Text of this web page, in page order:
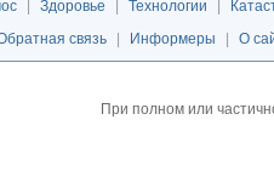
| Здоровье | Технологии |
связь | Информеры | О
При полном или